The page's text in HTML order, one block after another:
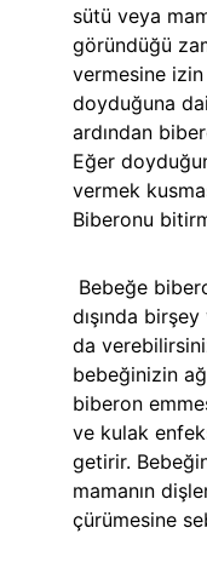
sütü veya
göründüğü
vermesine
doyduğuna
ardından
Eğer
vermek
Biberonu
dışında
da
bebeğinizin
biberon
ve kulak
getirir.
mamanın
çürümesine